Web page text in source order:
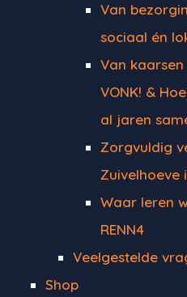
Van
sociaal én
Van
VONK! &
al jaren
Zorgvuldig
Zuivelhoeve
Waar leren
RENN4
Veelgestelde
Shop